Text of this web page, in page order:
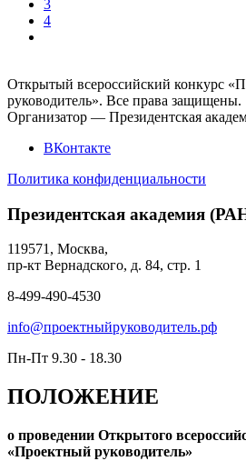
3
4
Открытый всероссийский конкурс
руководитель». Все права защищены.
Организатор — Президентская
ВКонтакте
Политика конфиденциальности
Президентская академия
119571, Москва,
пр-кт Вернадского, д. 84, стр. 1
8-499-490-4530
info@проектныйруководитель.рф
Пн-Пт 9.30 - 18.30
ПОЛОЖЕНИЕ
о проведении Открытого
«Проектный руководитель»